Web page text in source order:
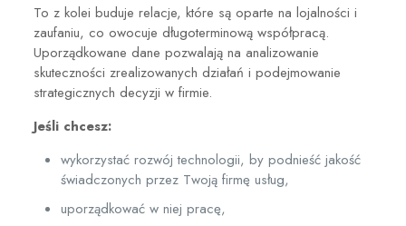
To z kolei buduje relacje, które są oparte na lojalności i
zaufaniu, co owocuje długoterminową współpracą.
Uporządkowane dane pozwalają na analizowanie
skuteczności zrealizowanych działań i podejmowanie
strategicznych decyzji w firmie.
Jeśli chcesz:
wykorzystać rozwój technologii, by podnieść jakość
świadczonych przez Twoją firmę usług,
uporządkować w niej pracę,